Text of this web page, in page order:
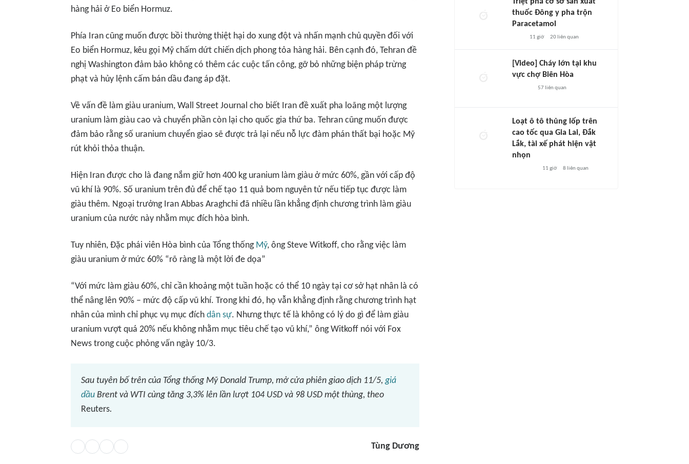
hàng hải ở Eo biển Hormuz.
Phía Iran cũng muốn được bồi thường thiệt hại do xung đột và nhấn mạnh chủ quyền đối với
Eo biển Hormuz, kêu gọi Mỹ chấm dứt chiến dịch phong tỏa hàng hải. Bên cạnh đó, Tehran đề
nghị Washington đảm bảo không có thêm các cuộc tấn công, gỡ bỏ những biện pháp trừng
phạt và hủy lệnh cấm bán dầu đang áp đặt.
Về vấn đề làm giàu uranium, Wall Street Journal cho biết Iran đề xuất pha loãng một lượng
uranium làm giàu cao và chuyển phần còn lại cho quốc gia thứ ba. Tehran cũng muốn được
đảm bảo rằng số uranium chuyển giao sẽ được trả lại nếu nỗ lực đàm phán thất bại hoặc Mỹ
rút khỏi thỏa thuận.
Hiện Iran được cho là đang nắm giữ hơn 400 kg uranium làm giàu ở mức 60%, gần với cấp độ
vũ khí là 90%. Số uranium trên đủ để chế tạo 11 quả bom nguyên tử nếu tiếp tục được làm
giàu thêm. Ngoại trưởng Iran Abbas Araghchi đã nhiều lần khẳng định chương trình làm giàu
uranium của nước này nhằm mục đích hòa bình.
Tuy nhiên, Đặc phái viên Hòa bình của Tổng thống Mỹ, ông Steve Witkoff, cho rằng việc làm
giàu uranium ở mức 60% “rõ ràng là một lời đe dọa”
“Với mức làm giàu 60%, chỉ cần khoảng một tuần hoặc có thể 10 ngày tại cơ sở hạt nhân là có
thể nâng lên 90% – mức độ cấp vũ khí. Trong khi đó, họ vẫn khẳng định rằng chương trình hạt
nhân của mình chỉ phục vụ mục đích dân sự. Nhưng thực tế là không có lý do gì để làm giàu
uranium vượt quá 20% nếu không nhằm mục tiêu chế tạo vũ khí,” ông Witkoff nói với Fox
News trong cuộc phỏng vấn ngày 10/3.
Sau tuyên bố trên của Tổng thống Mỹ Donald Trump, mở cửa phiên giao dịch 11/5,giá
dầu Brent và WTI cùng tăng 3,3% lên lần lượt 104 USD và 98 USD một thùng, theo
Reuters.
Tùng Dương
thuốc Đông y pha trộn
Paracetamol
11 giờ 20liên quan
[Video] Cháy lớn tại khu
vực chợ Biên Hòa
57liên quan
Loạt ô tô thủng lốp trên
cao tốc qua Gia Lai, Đắk
Lắk, tài xế phát hiện vật
nhọn
11 giờ 8 liên quan